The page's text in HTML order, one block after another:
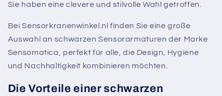
Sie haben eine clevere und stilvolle Wahl getroffen.
Bei Sensorkranenwinkel.nl finden Sie eine große
Auswahl an schwarzen Sensorarmaturen der Marke
Sensomatica, perfekt für alle, die Design, Hygiene
und Nachhaltigkeit kombinieren möchten.
Die Vorteile einer schwarzen